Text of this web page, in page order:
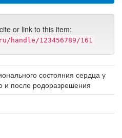
or link to this item:
handle/123456789/161
состояния сердца у
и после родоразрешения